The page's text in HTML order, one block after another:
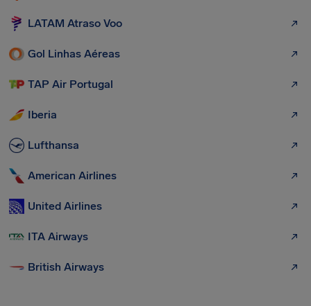
LATAM Atraso Voo
Gol Linhas Aéreas
TAP Air Portugal
Iberia
Lufthansa
American Airlines
United Airlines
ITA Airways
British Airways